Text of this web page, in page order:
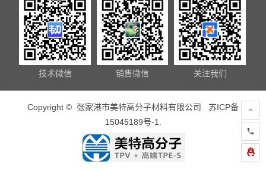
技术微信 销售微信 关注我们
Copyright © 张家港市美特高分子材料有限公司 苏ICP备
15045189号-1.